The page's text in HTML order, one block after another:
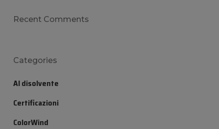
Recent Comments
Categories
Al disolvente
Certificazioni
ColorWind